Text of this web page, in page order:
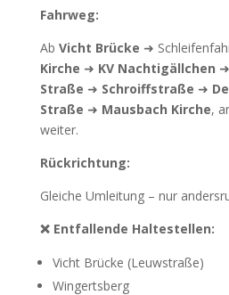
Fahrweg:
Ab Vicht Brücke ➜
Kirche ➜ KV Nachtigällchen ➜
Straße ➜ Schroiffstraße ➜
Straße ➜ Mausbach Kirche,
weiter.
Rückrichtung:
Gleiche Umleitung – nur
❌ Entfallende Haltestellen:
Vicht Brücke (Leuwstraße)
Wingertsberg